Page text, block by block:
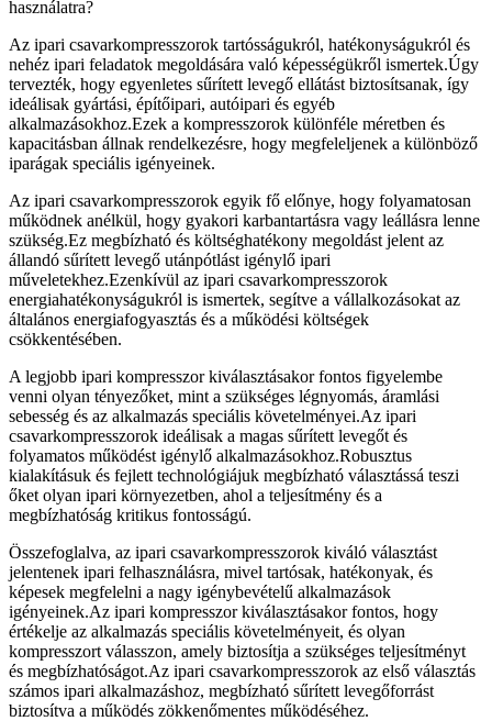
használatra?
Az ipari csavarkompresszorok tartósságukról, hatékonyságukról és
nehéz ipari feladatok megoldására való képességükről ismertek.Úgy
tervezték, hogy egyenletes sűrített levegő ellátást biztosítsanak, így
ideálisak gyártási, építőipari, autóipari és egyéb
alkalmazásokhoz.Ezek a kompresszorok különféle méretben és
kapacitásban állnak rendelkezésre, hogy megfeleljenek a különböző
iparágak speciális igényeinek.
Az ipari csavarkompresszorok egyik fő előnye, hogy folyamatosan
működnek anélkül, hogy gyakori karbantartásra vagy leállásra lenne
szükség.Ez megbízható és költséghatékony megoldást jelent az
állandó sűrített levegő utánpótlást igénylő ipari
műveletekhez.Ezenkívül az ipari csavarkompresszorok
energiahatékonyságukról is ismertek, segítve a vállalkozásokat az
általános energiafogyasztás és a működési költségek
csökkentésében.
A legjobb ipari kompresszor kiválasztásakor fontos figyelembe
venni olyan tényezőket, mint a szükséges légnyomás, áramlási
sebesség és az alkalmazás speciális követelményei.Az ipari
csavarkompresszorok ideálisak a magas sűrített levegőt és
folyamatos működést igénylő alkalmazásokhoz.Robusztus
kialakításuk és fejlett technológiájuk megbízható választássá teszi
őket olyan ipari környezetben, ahol a teljesítmény és a
megbízhatóság kritikus fontosságú.
Összefoglalva, az ipari csavarkompresszorok kiváló választást
jelentenek ipari felhasználásra, mivel tartósak, hatékonyak, és
képesek megfelelni a nagy igénybevételű alkalmazások
igényeinek.Az ipari kompresszor kiválasztásakor fontos, hogy
értékelje az alkalmazás speciális követelményeit, és olyan
kompresszort válasszon, amely biztosítja a szükséges teljesítményt
és megbízhatóságot.Az ipari csavarkompresszorok az első választás
számos ipari alkalmazáshoz, megbízható sűrített levegőforrást
biztosítva a működés zökkenőmentes működéséhez.